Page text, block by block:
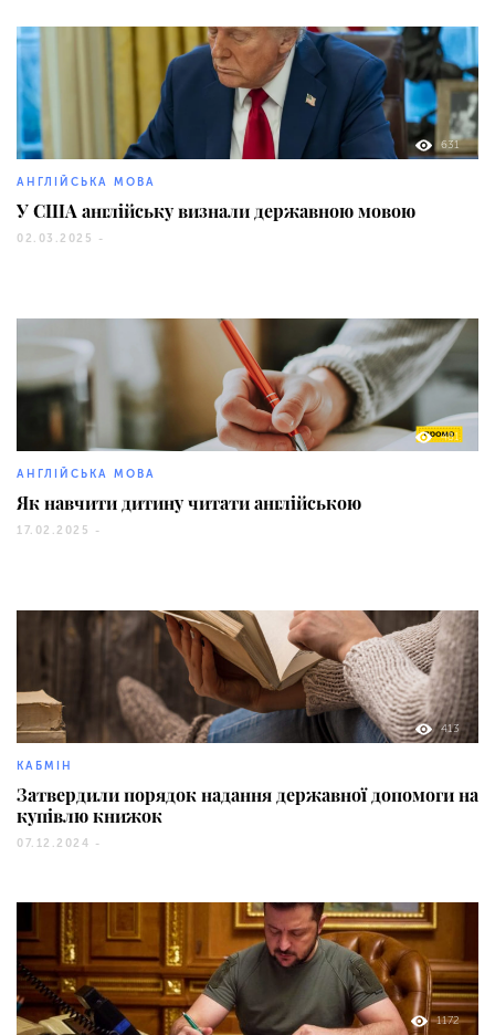
631
АНГЛІЙСЬКА МОВА
У США англійську визнали державною мовою
02.03.2025 -
481
АНГЛІЙСЬКА МОВА
Як навчити дитину читати англійською
17.02.2025 -
413
КАБМІН
Затвердили порядок надання державної допомоги на
купівлю книжок
07.12.2024 -
1172